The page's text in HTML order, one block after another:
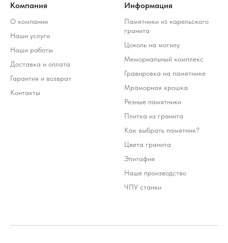
Компания
О компании
Наши услуги
Наши работы
Доставка и оплата
Гарантия и возврат
Контакты
Информация
Памятники из карельского
гранита
Цоколь на могилу
Мемориальный комплекс
Гравировка на памятнике
Мраморная крошка
Резные памятники
Плитка из гранита
Как выбрать памятник?
Цвета гранита
Эпитафия
Наше производство
ЧПУ станки